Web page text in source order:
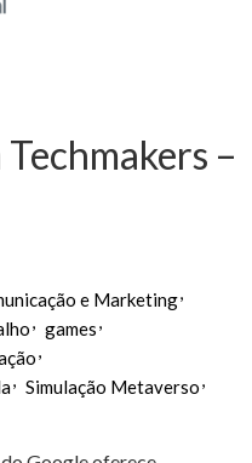
–
e Marketing
games
Simulação Metaverso